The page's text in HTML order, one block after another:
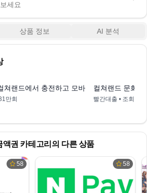
세요
상품 정보 AI 분석
쳐랜드에서 충전하고 모바일로 쇼핑까지!
만회
컬쳐랜드 문화
빨간대출 • 조회수
액권 카테고리의 다른 상품
58 58